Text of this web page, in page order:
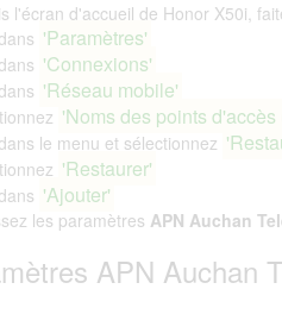
l'écran d'accueil de Honor X50i,
'Paramètres'
'Connexions'
'Réseau mobile'
'Noms des points d'accès
le menu et sélectionnez
'Restaurer'
'Ajouter'
les paramètres APN Auchan
APN Auchan